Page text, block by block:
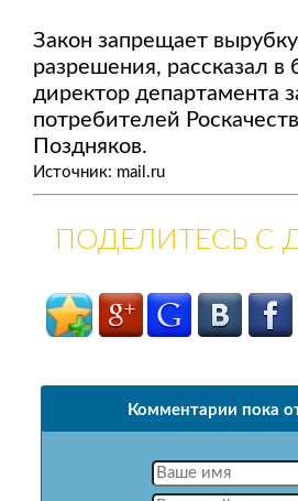
Закон запрещает
разрешения, рассказал в
директор департамента
потребителей
Поздняков.
Источник: mail.ru
ПОДЕЛИТЕСЬ С
Комментарии пока